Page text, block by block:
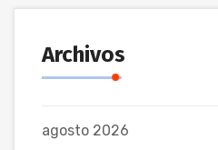
Archivos
agosto 2026